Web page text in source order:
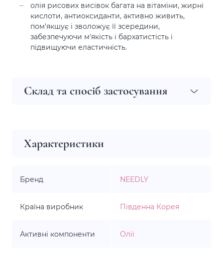
олія рисових висівок багата на вітаміни, жирні
кислоти, антиоксиданти, активно живить,
пом'якшує і зволожує її зсередини,
забезпечуючи м'якість і бархатистість і
підвищуючи еластичність.
Склад та спосіб застосування
Характеристики
Бренд NEEDLY
Країна виробник Південна Корея
Активні компоненти Олії